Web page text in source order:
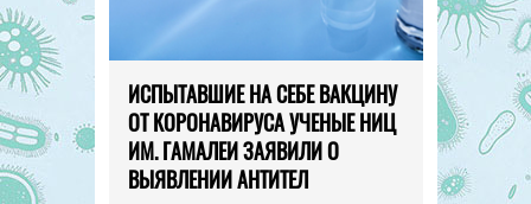
ИСПЫТАВШИЕ НА СЕБЕ ВАКЦИНУ
ОТ КОРОНАВИРУСА УЧЕНЫЕ НИЦ
ИМ. ГАМАЛЕИ ЗАЯВИЛИ О
ВЫЯВЛЕНИИ АНТИТЕЛ